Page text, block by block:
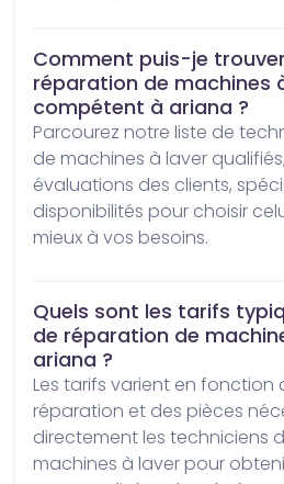
Comment puis-je
réparation de machines
compétent à ariana ?
Parcourez notre liste de techniciens réparateurs
de machines à laver
évaluations des clients,
disponibilités pour choisir
mieux à vos besoins.
Quels sont les tarifs
de réparation de
ariana ?
Les tarifs varient en fonction de la nature de la
réparation et des pièces
directement les techniciens
machines à laver pour